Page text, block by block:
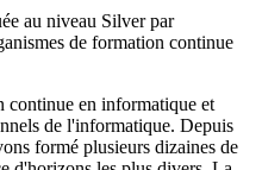
au niveau Silver par
de formation continue
continue en informatique et
de l'informatique. Depuis
formé plusieurs dizaines de